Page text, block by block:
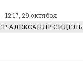
12:17, 29 октября